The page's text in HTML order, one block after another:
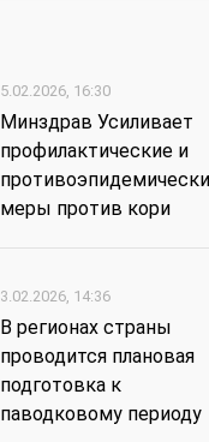
5.02.2026, 16:30
Минздрав Усиливает
профилактические и
меры против кори
3.02.2026, 14:36
В регионах страны
проводится плановая
подготовка к
паводковому периоду